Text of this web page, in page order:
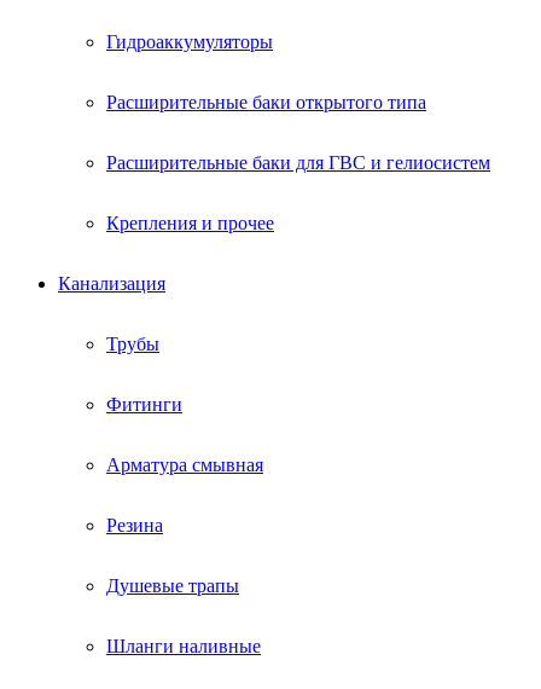
Гидроаккумуляторы
Расширительные баки открытого типа
Расширительные баки для ГВС и гелиосистем
Крепления и прочее
Канализация
Трубы
Фитинги
Арматура смывная
Резина
Душевые трапы
Шланги наливные